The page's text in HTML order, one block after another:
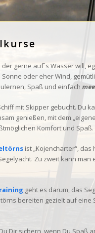
gerne auf`s Wasser will,
Sonne oder eher Wind,
Spaß und einfach
mit Skipper gebucht. Du
genießen, mit dem
Komfort und Spaß.
ist „Kojencharter“,
Zu zweit kann man
geht es darum, das
bereiten gezielt auf eine
Dir sichern, wenn Du Spaß